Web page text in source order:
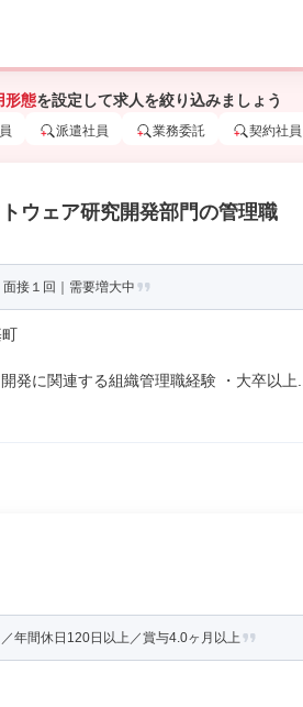
形態を設定して求人を絞り込みましょう
派遣社員 業務委託 契約社員
ウェア研究開発部門の管理職
接１回｜需要増大中
発に関連する組織管理職経験 ・大卒以上...
年間休日120日以上／賞与4.0ヶ月以上